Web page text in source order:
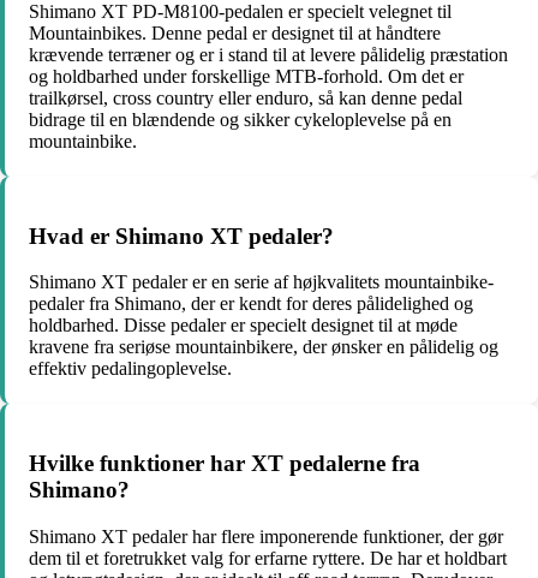
Shimano XT PD-M8100-pedalen er specielt velegnet til
Mountainbikes. Denne pedal er designet til at håndtere
krævende terræner og er i stand til at levere pålidelig præstation
og holdbarhed under forskellige MTB-forhold. Om det er
trailkørsel, cross country eller enduro, så kan denne pedal
bidrage til en blændende og sikker cykeloplevelse på en
mountainbike.
Hvad er Shimano XT pedaler?
Shimano XT pedaler er en serie af højkvalitets mountainbike-
pedaler fra Shimano, der er kendt for deres pålidelighed og
holdbarhed. Disse pedaler er specielt designet til at møde
kravene fra seriøse mountainbikere, der ønsker en pålidelig og
effektiv pedalingoplevelse.
Hvilke funktioner har XT pedalerne fra
Shimano?
Shimano XT pedaler har flere imponerende funktioner, der gør
dem til et foretrukket valg for erfarne ryttere. De har et holdbart